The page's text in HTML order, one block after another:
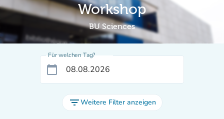
Workshop
BU Sciences
Für welchen Tag?
calendar_today
filter_listWeitere Filter anzeigen